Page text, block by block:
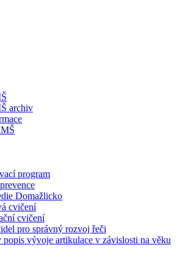
archiv
program
Domažlicko
cvičení
cvičení
pro správný rozvoj řeči
popis vývoje artikulace v závislosti na věku